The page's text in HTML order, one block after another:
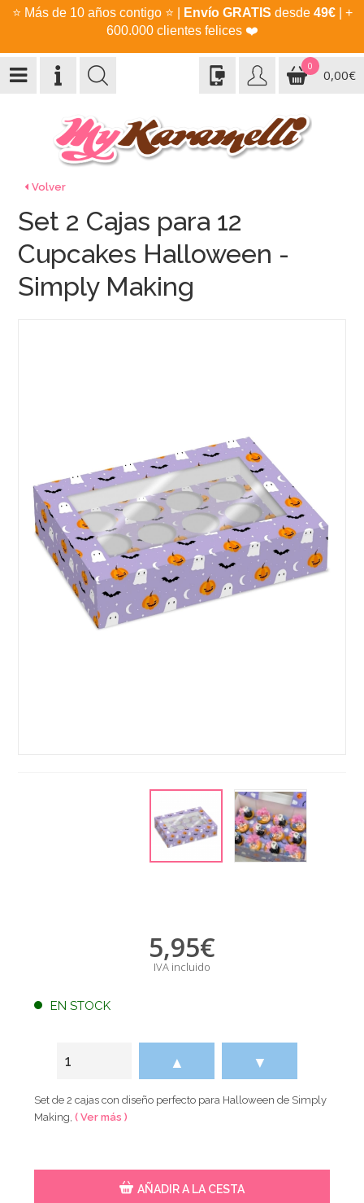
⭐ Más de 10 años contigo ⭐ Envío GRATIS desde 49€| +
600.000 clientes felices ❤️
0
0,00€
Volver
Set 2 Cajas para 12
Cupcakes Halloween -
Simply Making
5,95€
IVA incluido
EN STOCK
▲ ▼
Set de 2 cajas con diseño perfecto para Halloween de Simply
Making,( Ver más )
AÑADIR A LA CESTA